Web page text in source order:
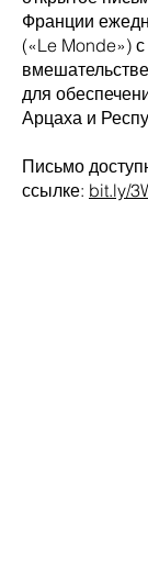
Франции
(«Le Monde»)
для
Арцаха и
Письмо
ссылке: bit.ly/